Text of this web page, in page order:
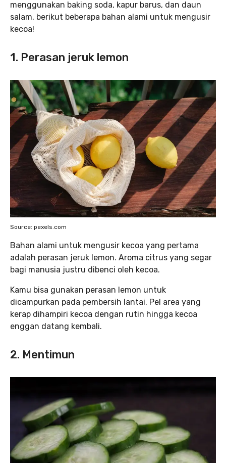
menggunakan baking soda, kapur barus, dan daun
salam, berikut beberapa bahan alami untuk mengusir
kecoa!
1. Perasan jeruk lemon
Source: pexels.com
Bahan alami untuk mengusir kecoa yang pertama
adalah perasan jeruk lemon. Aroma citrus yang segar
bagi manusia justru dibenci oleh kecoa.
Kamu bisa gunakan perasan lemon untuk
dicampurkan pada pembersih lantai. Pel area yang
kerap dihampiri kecoa dengan rutin hingga kecoa
enggan datang kembali.
2. Mentimun